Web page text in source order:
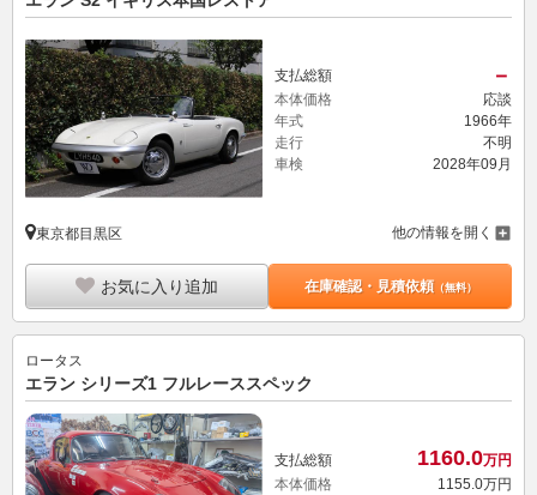
支払総額 －
本体価格
応談
年式
1966年
走行
不明
車検
2028年09月
東京都目黒区 他の情報を開く
お気に入り追加 在庫確認・見積依頼（無料）
ロータス
エラン シリーズ1 フルレーススペック
支払総額 1160.0万円
本体価格
1155.0万円